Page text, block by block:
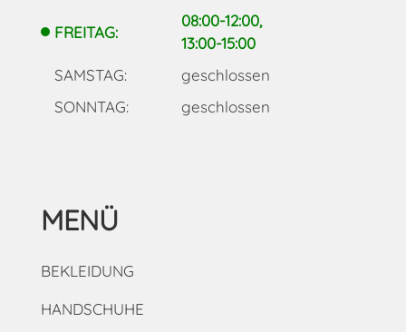
FREITAG:
08:00-12:00,
13:00-15:00
SAMSTAG:
geschlossen
SONNTAG:
geschlossen
MENÜ
BEKLEIDUNG
HANDSCHUHE